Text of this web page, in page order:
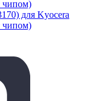
для Kyocera
чипом)